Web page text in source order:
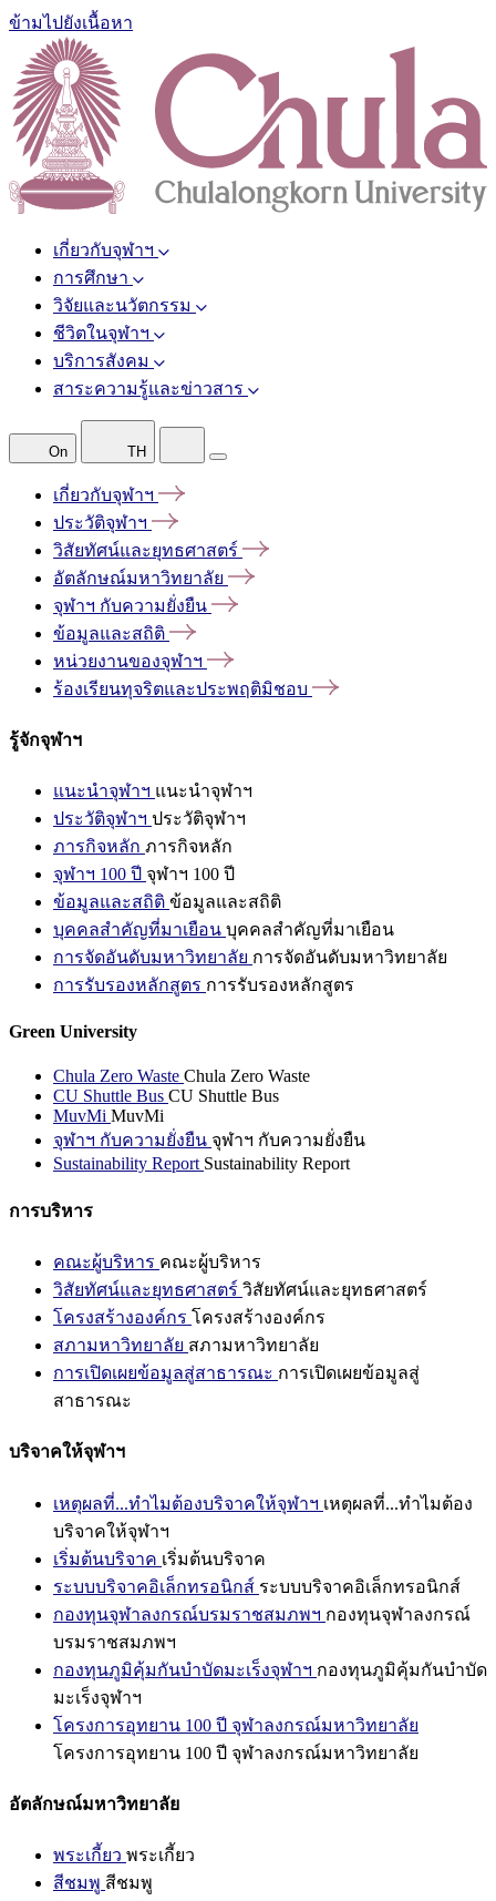
ข้ามไปยังเนื้อหา
เกี่ยวกับจุฬาฯ
การศึกษา
วิจัยและนวัตกรรม
ชีวิตในจุฬาฯ
บริการสังคม
สาระความรู้และข่าวสาร
On TH
เกี่ยวกับจุฬาฯ
ประวัติจุฬาฯ
วิสัยทัศน์และยุทธศาสตร์
อัตลักษณ์มหาวิทยาลัย
จุฬาฯ กับความยั่งยืน
ข้อมูลและสถิติ
หน่วยงานของจุฬาฯ
ร้องเรียนทุจริตและประพฤติมิชอบ
รู้จักจุฬาฯ
แนะนำจุฬาฯ แนะนำจุฬาฯ
ประวัติจุฬาฯ ประวัติจุฬาฯ
ภารกิจหลัก ภารกิจหลัก
จุฬาฯ 100 ปี จุฬาฯ 100 ปี
ข้อมูลและสถิติ ข้อมูลและสถิติ
บุคคลสำคัญที่มาเยือน บุคคลสำคัญที่มาเยือน
การจัดอันดับมหาวิทยาลัย การจัดอันดับมหาวิทยาลัย
การรับรองหลักสูตร การรับรองหลักสูตร
Green University
Chula Zero Waste Chula Zero Waste
CU Shuttle Bus CU Shuttle Bus
MuvMi MuvMi
จุฬาฯ กับความยั่งยืน จุฬาฯ กับความยั่งยืน
Sustainability Report Sustainability Report
การบริหาร
คณะผู้บริหาร คณะผู้บริหาร
วิสัยทัศน์และยุทธศาสตร์ วิสัยทัศน์และยุทธศาสตร์
โครงสร้างองค์กร โครงสร้างองค์กร
สภามหาวิทยาลัย สภามหาวิทยาลัย
การเปิดเผยข้อมูลสู่สาธารณะ การเปิดเผยข้อมูลสู่
สาธารณะ
บริจาคให้จุฬาฯ
เหตุผลที่...ทำไมต้องบริจาคให้จุฬาฯ เหตุผลที่...ทำไมต้อง
บริจาคให้จุฬาฯ
เริ่มต้นบริจาค เริ่มต้นบริจาค
ระบบบริจาคอิเล็กทรอนิกส์ ระบบบริจาคอิเล็กทรอนิกส์
กองทุนจุฬาลงกรณ์บรมราชสมภพฯ กองทุนจุฬาลงกรณ์
บรมราชสมภพฯ
กองทุนภูมิคุ้มกันบำบัดมะเร็งจุฬาฯ กองทุนภูมิคุ้มกันบำบัด
มะเร็งจุฬาฯ
โครงการอุทยาน 100 ปี จุฬาลงกรณ์มหาวิทยาลัย
โครงการอุทยาน 100 ปี จุฬาลงกรณ์มหาวิทยาลัย
อัตลักษณ์มหาวิทยาลัย
พระเกี้ยว พระเกี้ยว
สีชมพู สีชมพู